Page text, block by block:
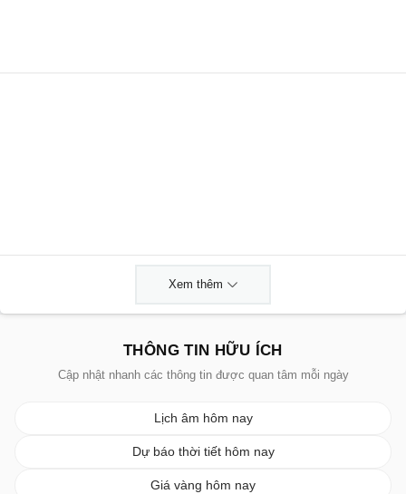
Xem thêm
THÔNG TIN HỮU ÍCH
Cập nhật nhanh các thông tin được quan tâm mỗi ngày
Lịch âm hôm nay
Dự báo thời tiết hôm nay
Giá vàng hôm nay